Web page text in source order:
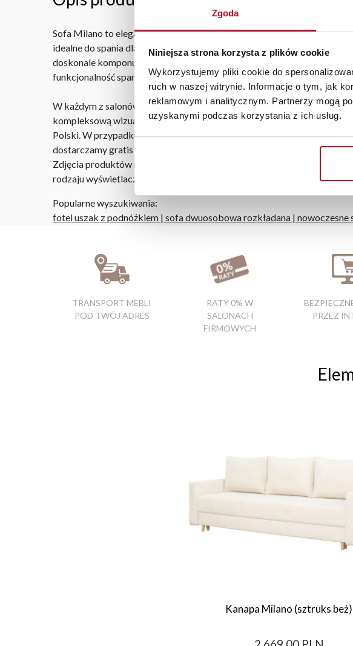
Zgoda
Niniejsza strona korzysta z plików cookie
Wykorzystujemy pliki cookie do
ruch w naszej witrynie. Informacje o tym, jak
reklamowym i analitycznym. Partnerzy mogą
uzyskanymi podczas korzystania z ich usług.
Sofa Milano to elegancki i funkcjonalny mebel, który doskonale wpisuje
idealne do spania dla gości. Wykonana z wysokiej jakości materiałów,
doskonale komponuje się z różnymi aranżacjami. Praktyczne
funkcjonalność spania.
W każdym z salonów mebli Bodzio oferujemy pomoc w aranżacji
kompleksową wizualizację Państwa pomieszczenia wraz z wyceną.
Polski. W przypadku zamówień internetowych czas dostawy wynosi do
dostarczamy gratis niezależnie od miejsca złożenia zamówienia.
Zdjęcia produktów mają charakter poglądowy. Rzeczywiste kolory i
rodzaju wyświetlacza i oświetlenia.
Popularne wyszukiwania:
fotel uszak z podnóżkiem | sofa dwuosobowa rozkładana | nowoczesne
TRANSPORT MEBLI
POD TWÓJ ADRES
RATY 0% W
SALONACH
FIRMOWYCH
PRZEZ
Kanapa Milano (sztruks beż)